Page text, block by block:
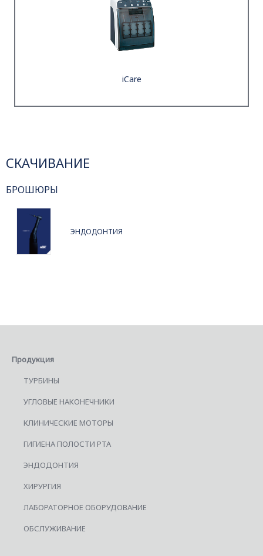
iCare
СКАЧИВАНИЕ
БРОШЮРЫ
ЭНДОДОНТИЯ
Продукция
ТУРБИНЫ
УГЛОВЫЕ НАКОНЕЧНИКИ
КЛИНИЧЕСКИЕ МОТОРЫ
ГИГИЕНА ПОЛОСТИ РТА
ЭНДОДОНТИЯ
ХИРУРГИЯ
ЛАБОРАТОРНОЕ ОБОРУДОВАНИЕ
ОБСЛУЖИВАНИЕ